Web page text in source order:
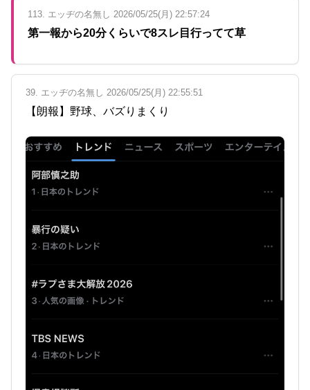
113. エッヂの名無し 2026/05/25(月) 22:57:24
第一報から20分くらいで8スレ目行ってて草
39. エッヂの名無し 2026/05/25(月) 22:55:51
【朗報】野球、バズりまくり